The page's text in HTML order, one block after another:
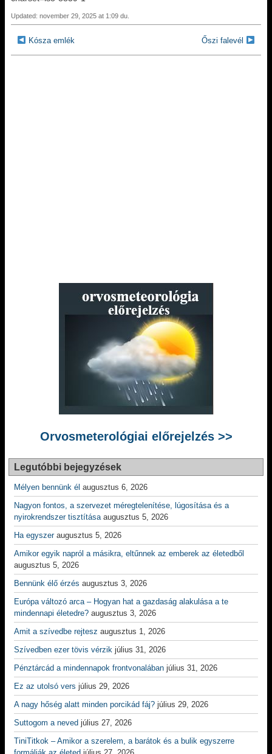
Updated: november 29, 2025 at 1:09 du.
Kósza emlék Őszi falevél
Orvosmeterológiai előrejelzés >>
Legutóbbi bejegyzések
Mélyen bennünk él augusztus 6, 2026
Nagyon fontos, a szervezet méregtelenítése, lúgosítása és a
nyirokrendszer tisztítása augusztus 5, 2026
Ha egyszer augusztus 5, 2026
Amikor egyik napról a másikra, eltűnnek az emberek az életedből
augusztus 5, 2026
Bennünk élő érzés augusztus 3, 2026
Európa változó arca – Hogyan hat a gazdaság alakulása a te
mindennapi életedre? augusztus 3, 2026
Amit a szívedbe rejtesz augusztus 1, 2026
Szívedben ezer tövis vérzik július 31, 2026
Pénztárcád a mindennapok frontvonalában július 31, 2026
Ez az utolsó vers július 29, 2026
A nagy hőség alatt minden porcikád fáj? július 29, 2026
Suttogom a neved július 27, 2026
TiniTitkok – Amikor a szerelem, a barátok és a bulik egyszerre